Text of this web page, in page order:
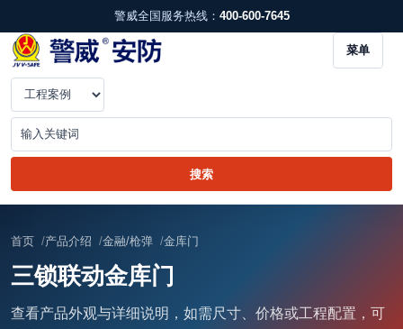
警威全国服务热线： 400-600-7645
菜单
首页 产品介绍 金融/枪弹 金库门
三锁联动金库门
查看产品外观与详细说明，如需尺寸、价格或工程配置，可